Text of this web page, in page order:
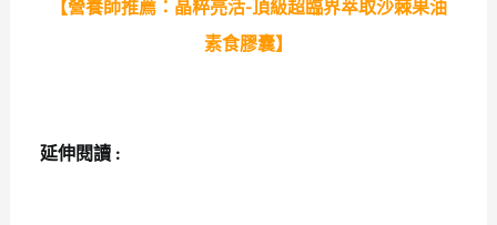
【營養師推薦： 晶粹亮活-頂級超臨界萃取沙棘果油
素食膠囊】
延伸閱讀 :